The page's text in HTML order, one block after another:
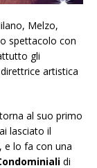
Melzo,
spettacolo con
gli
artistica
al suo primo
lasciato il
e lo fa con una
di